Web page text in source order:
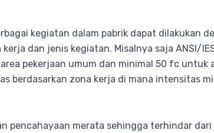
kegiatan dalam pabrik dapat dilakukan
dan jenis kegiatan. Misalnya saja ANSI/
pekerjaan umum dan minimal 50 fc untuk
berdasarkan zona kerja di mana intensitas
pencahayaan merata sehingga terhindar